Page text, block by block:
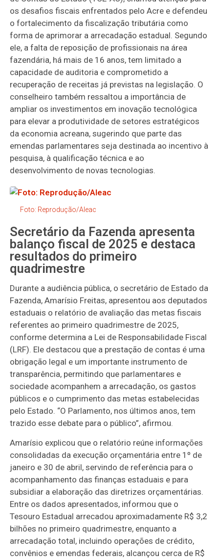
os desafios fiscais enfrentados pelo Acre e defendeu
o fortalecimento da fiscalização tributária como
forma de aprimorar a arrecadação estadual. Segundo
ele, a falta de reposição de profissionais na área
fazendária, há mais de 16 anos, tem limitado a
capacidade de auditoria e comprometido a
recuperação de receitas já previstas na legislação. O
conselheiro também ressaltou a importância de
ampliar os investimentos em inovação tecnológica
para elevar a produtividade de setores estratégicos
da economia acreana, sugerindo que parte das
emendas parlamentares seja destinada ao incentivo à
pesquisa, à qualificação técnica e ao
desenvolvimento de novas tecnologias.
Foto: Reprodução/Aleac
Secretário da Fazenda apresenta
balanço fiscal de 2025 e destaca
resultados do primeiro
quadrimestre
Durante a audiência pública, o secretário de Estado da
Fazenda, Amarísio Freitas, apresentou aos deputados
estaduais o relatório de avaliação das metas fiscais
referentes ao primeiro quadrimestre de 2025,
conforme determina a Lei de Responsabilidade Fiscal
(LRF). Ele destacou que a prestação de contas é uma
obrigação legal e um importante instrumento de
transparência, permitindo que parlamentares e
sociedade acompanhem a arrecadação, os gastos
públicos e o cumprimento das metas estabelecidas
pelo Estado. “O Parlamento, nos últimos anos, tem
trazido esse debate para o público”, afirmou.
Amarísio explicou que o relatório reúne informações
consolidadas da execução orçamentária entre 1º de
janeiro e 30 de abril, servindo de referência para o
acompanhamento das finanças estaduais e para
subsidiar a elaboração das diretrizes orçamentárias.
Entre os dados apresentados, informou que o
Tesouro Estadual arrecadou aproximadamente R$ 3,2
bilhões no primeiro quadrimestre, enquanto a
arrecadação total, incluindo operações de crédito,
convênios e emendas federais, alcançou cerca de R$